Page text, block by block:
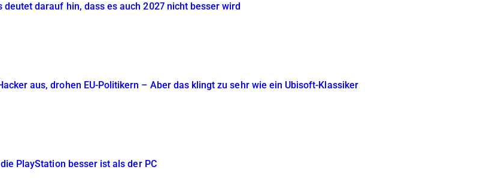
darauf hin, dass es auch 2027 nicht besser wird
aus, drohen EU-Politikern – Aber das klingt zu sehr wie ein Ubisoft-Klassiker
PlayStation besser ist als der PC